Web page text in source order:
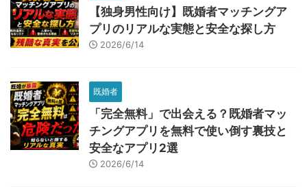
【独身男性向け】既婚者マッチングア
プリのリアルな実態と安全な探し方
2026/6/14
既婚者
「完全無料」で出会える？既婚者マッ
チングアプリを無料で使い倒す裏技と
安全なアプリ2選
2026/6/14